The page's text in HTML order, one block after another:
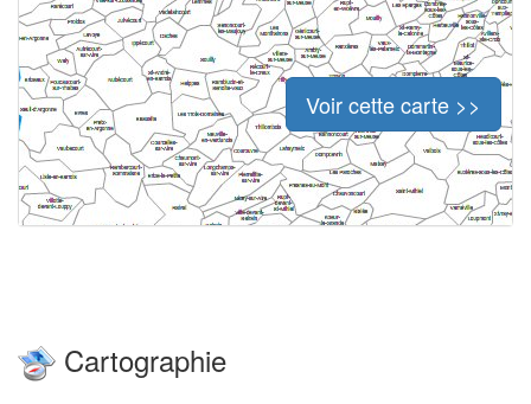
Voir cette carte >>
Cartographie